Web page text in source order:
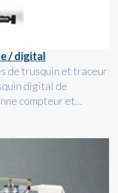
/ digital
de trusquin et traceur
digital de
compteur et...